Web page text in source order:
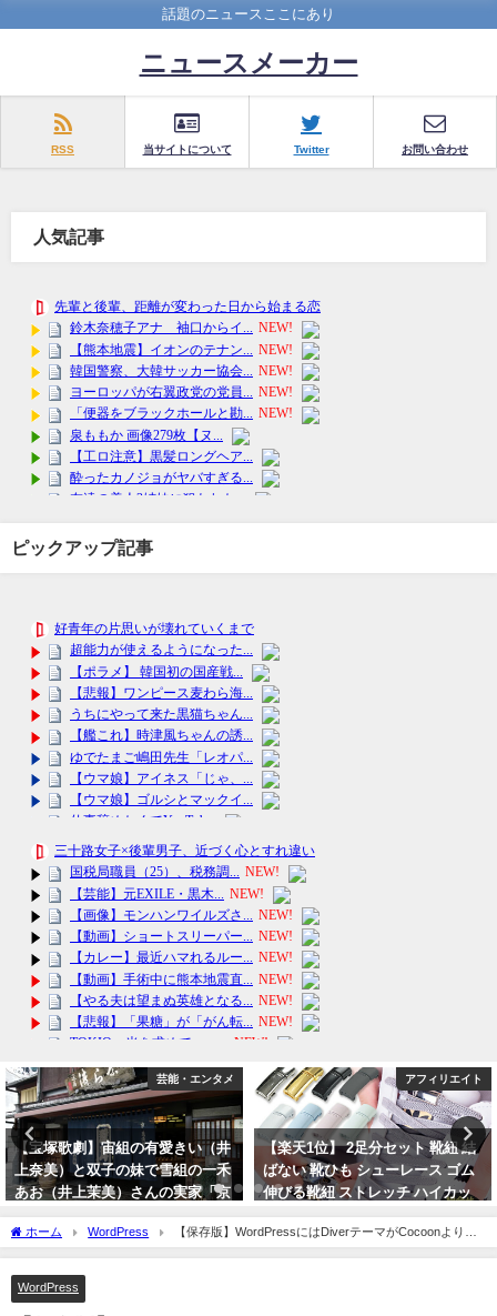
話題のニュースここにあり
ニュースメーカー
RSS 当サイトについて Twitter お問い合わせ
人気記事
ピックアップ記事
芸能・エンタメ
【宝塚歌劇】宙組の有愛きい（井
上奈美）と双子の妹で雪組の一禾
あお（井上茉美）さんの実家「京
つけもの処近為」も急遽臨時休業
で、天彩峰里（芥田樹里）は関係
ないです
2023年10月1日
アフィリエイト
【楽天1位】 2足分セット 靴紐 結
ばない 靴ひも シューレース ゴム
伸びる靴紐 ストレッチ ハイカッ
ト スニーカー コンバース マグネ
ット 磁石 カプセル バックル
ホーム WordPress
【保存版】WordPressにはDiverテーマがCocoonより初
心者にはお勧めな理由
WordPress